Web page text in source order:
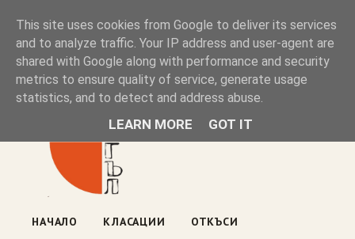
Книжен ъгъл
Блог на книжарницата — класации, откъси, нови книги
ул. „Оборище" 117, София· пон–пет 10:00–19:00 ·
НАЧАЛО КЛАСАЦИИ ОТКЪСИ
This site uses cookies from Google to deliver its services
and to analyze traffic. Your IP address and user-agent are
shared with Google along with performance and security
metrics to ensure quality of service, generate usage
statistics, and to detect and address abuse.
LEARN MORE GOT IT